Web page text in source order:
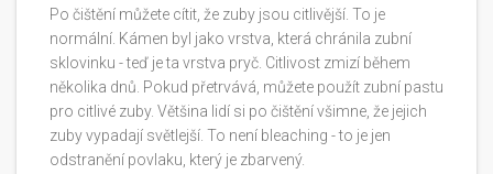
Po čištění můžete cítit, že zuby jsou citlivější. To je
normální. Kámen byl jako vrstva, která chránila zubní
sklovinku - teď je ta vrstva pryč. Citlivost zmizí během
několika dnů. Pokud přetrvává, můžete použít zubní pastu
pro citlivé zuby. Většina lidí si po čištění všimne, že jejich
zuby vypadají světlejší. To není bleaching - to je jen
odstranění povlaku, který je zbarvený.